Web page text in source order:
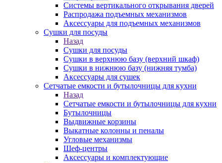
Системы вертикального открывания дверей
Распродажа подъемных механизмов
Аксессуары для подъемных механизмов
Сушки для посуды
Назад
Сушки для посуды
Сушки в верхнюю базу (верхний шкаф)
Сушки в нижнюю базу (нижняя тумба)
Аксессуары для сушек
Сетчатые емкости и бутылочницы для кухни
Назад
Сетчатые емкости и бутылочницы для кухни
Бутылочницы
Выдвижные корзины
Выкатные колонны и пеналы
Угловые механизмы
Шеф-центры
Аксессуары и комплектующие